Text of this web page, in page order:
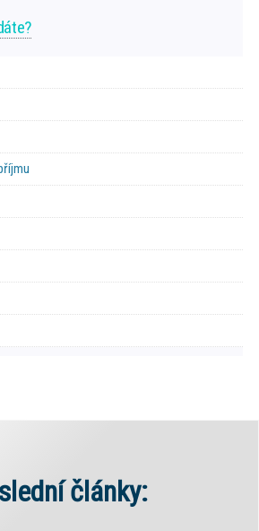
články: